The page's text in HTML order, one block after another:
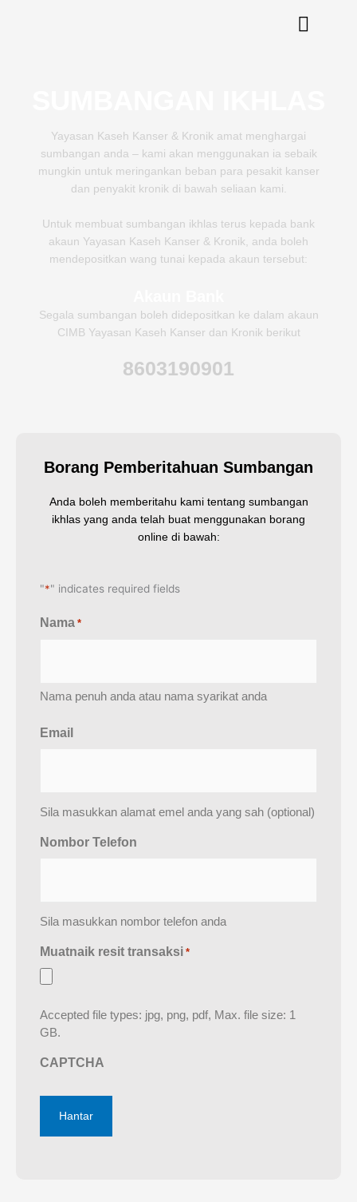
Yayasan Kaseh Kanser & Kronik amat menghargai
sumbangan anda – kami akan menggunakan ia sebaik
mungkin untuk meringankan beban para pesakit kanser
dan penyakit kronik di bawah seliaan kami.
Untuk membuat sumbangan ikhlas terus kepada bank
akaun Yayasan Kaseh Kanser & Kronik, anda boleh
mendepositkan wang tunai kepada akaun tersebut:
Segala sumbangan boleh didepositkan ke dalam akaun
CIMB Yayasan Kaseh Kanser dan Kronik berikut
8603190901
Borang Pemberitahuan Sumbangan
Anda boleh memberitahu kami tentang sumbangan
ikhlas yang anda telah buat menggunakan borang
online di bawah:
"*" indicates required fields
Nama *
Nama penuh anda atau nama syarikat anda
Email
Sila masukkan alamat emel anda yang sah (optional)
Nombor Telefon
Sila masukkan nombor telefon anda
Muatnaik resit transaksi *
Accepted file types: jpg, png, pdf, Max. file size: 1
GB.
CAPTCHA